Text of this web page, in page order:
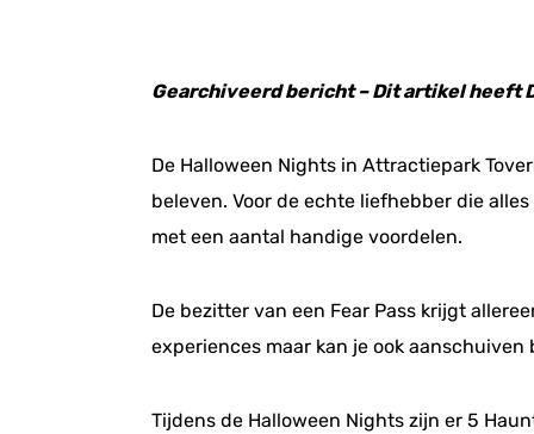
Gearchiveerd bericht – Dit artikel heeft
De Halloween Nights in Attractiepark
beleven. Voor de echte liefhebber die
met een aantal handige voordelen.
De bezitter van een Fear Pass krijgt
experiences maar kan je ook aanschuiven
Tijdens de Halloween Nights zijn er 5